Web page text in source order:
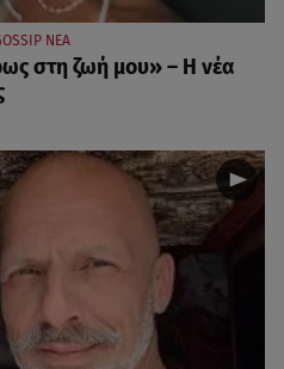
ΝΕΑ
στη ζωή μου» – Η νέα